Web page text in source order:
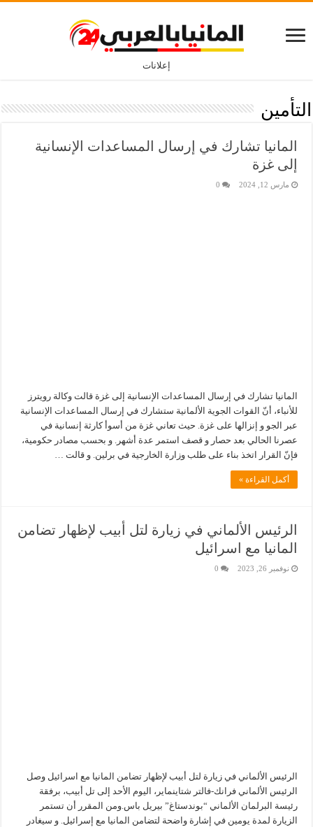
إعلانات
التأمين
المانيا تشارك في إرسال المساعدات الإنسانية
إلى غزة
مارس 12, 2024 0
المانيا تشارك في إرسال المساعدات الإنسانية إلى غزة قالت وكالة رويترز
للأنباء، أنّ القوات الجوية الألمانية ستشارك في إرسال المساعدات الإنسانية
عبر الجو و إنزالها على غزة. حيث تعاني غزة من أسوأ كارثة إنسانية في
عصرنا الحالي بعد حصار و قصف استمر عدة أشهر. و بحسب مصادر حكومية،
فإنّ القرار اتخذ بناء على طلب وزارة الخارجية في برلين. و قالت …
أكمل القراءة »
الرئيس الألماني في زيارة لتل أبيب لإظهار تضامن
المانيا مع اسرائيل
نوفمبر 26, 2023 0
الرئيس الألماني في زيارة لتل أبيب لإظهار تضامن المانيا مع اسرائيل وصل
الرئيس الألماني فرانك-فالتر شتاينماير، اليوم الأحد إلى تل أبيب، برفقة
رئيسة البرلمان الألماني “بوندستاغ” بيريل باس.ومن المقرر أن تستمر
الزيارة لمدة يومين في إشارة واضحة لتضامن المانيا مع إسرائيل. و سيغادر